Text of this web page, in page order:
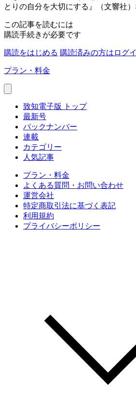
とりの自分を大切にする』（文響社）
この記事を読むには
購読手続きが必要です
購読をはじめる 購読済みの方はログ
プラン・料金
致知電子版 トップ
最新号
バックナンバー
連載
カテゴリー
人気記事
プラン・料金
よくある質問・お問い合わせ
運営会社
特定商取引法に基づく表記
利用規約
プライバシーポリシー